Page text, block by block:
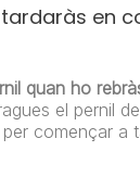
en
quan ho
el pernil
per començar a